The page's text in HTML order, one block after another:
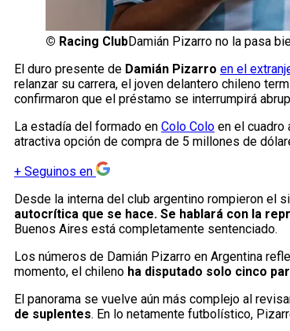
© Racing ClubDamián Pizarro no la pasa
El duro presente de Damián Pizarro en el
relanzar su carrera, el joven delantero chileno
confirmaron que el préstamo se interrumpirá
La estadía del formado en Colo Colo en el cuadro
atractiva opción de compra de 5 millones de
+ Seguinos en
Desde la interna del club argentino rompieron el
autocrítica que se hace. Se hablará con la
Buenos Aires está completamente sentenciado.
Los números de Damián Pizarro en Argentina
momento, el chileno ha disputado solo cinco
El panorama se vuelve aún más complejo al
de suplentes. En lo netamente futbolístico,